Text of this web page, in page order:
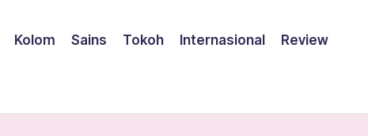
Kolom Sains Tokoh Internasional Review